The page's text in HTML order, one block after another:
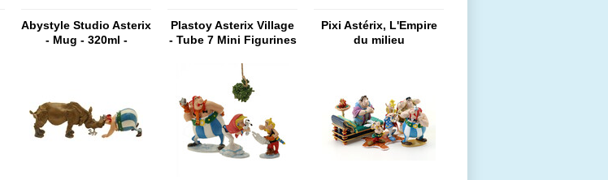
Abystyle Studio Asterix
- Mug - 320ml -
Plastoy Asterix Village
- Tube 7 Mini Figurines
Pixi Astérix, L'Empire
du milieu